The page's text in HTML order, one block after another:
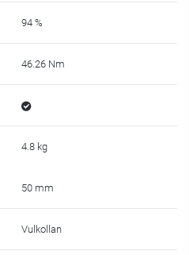
94 %
46.26 Nm
4.8 kg
50 mm
Vulkollan